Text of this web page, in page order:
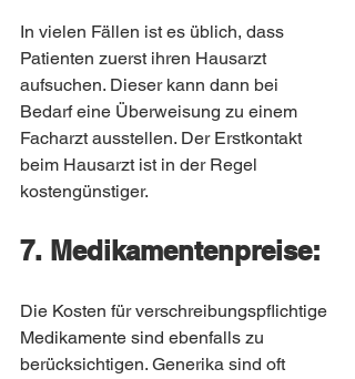
In vielen Fällen ist es üblich, dass
Patienten zuerst ihren Hausarzt
aufsuchen. Dieser kann dann bei
Bedarf eine Überweisung zu einem
Facharzt ausstellen. Der Erstkontakt
beim Hausarzt ist in der Regel
kostengünstiger.
7. Medikamentenpreise:
Die Kosten für verschreibungspflichtige
Medikamente sind ebenfalls zu
berücksichtigen. Generika sind oft